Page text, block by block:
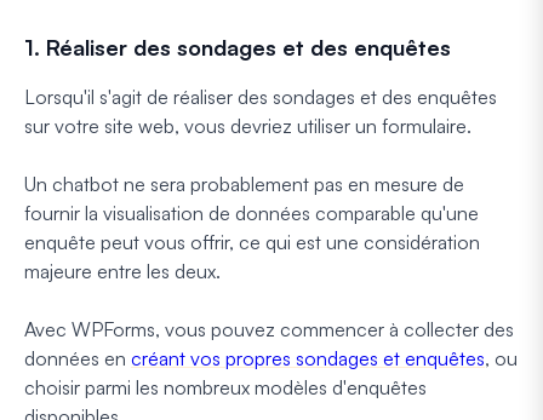
1. Réaliser des sondages et des enquêtes
Lorsqu'il s'agit de réaliser des sondages et des enquêtes
sur votre site web, vous devriez utiliser un formulaire.
Un chatbot ne sera probablement pas en mesure de
fournir la visualisation de données comparable qu'une
enquête peut vous offrir, ce qui est une considération
majeure entre les deux.
Avec WPForms, vous pouvez commencer à collecter des
données en créant vos propres sondages et enquêtes, ou
choisir parmi les nombreux modèles d'enquêtes